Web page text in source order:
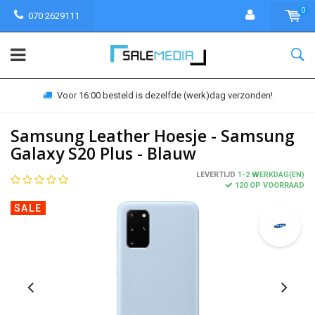
070 2629111
0
Voor 16:00 besteld is dezelfde (werk)dag verzonden!
Samsung Leather Hoesje - Samsung
Galaxy S20 Plus - Blauw
LEVERTIJD 1-2 WERKDAG(EN)
120 OP VOORRAAD
SALE